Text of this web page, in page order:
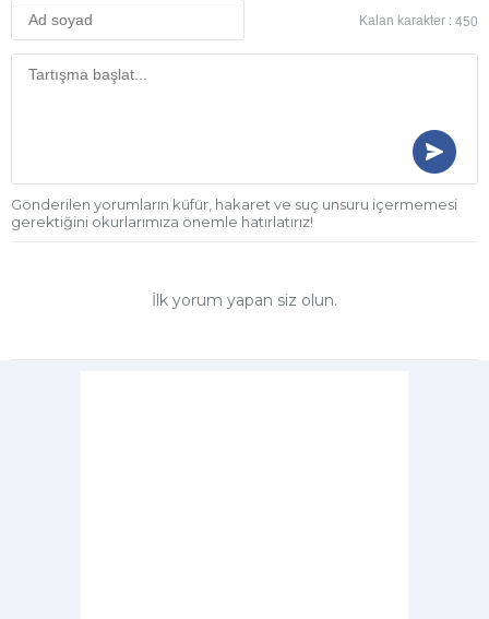
Kalan karakter : 450
Gönderilen yorumların küfür, hakaret ve suç unsuru içermemesi
gerektiğini okurlarımıza önemle hatırlatırız!
İlk yorum yapan siz olun.